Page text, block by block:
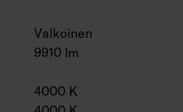
Valkoinen
9910 lm
4000 K